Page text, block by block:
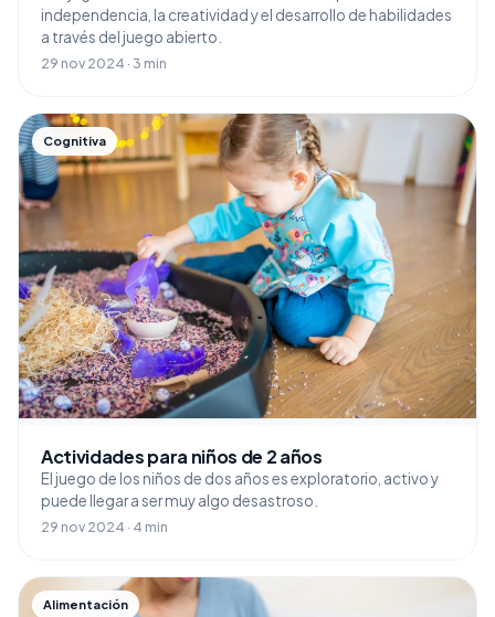
independencia, la creatividad y el desarrollo de habilidades
a través del juego abierto.
29 nov 2024 · 3 min
Cognitiva
Actividades para niños de 2 años
El juego de los niños de dos años es exploratorio, activo y
puede llegar a ser muy algo desastroso.
29 nov 2024 · 4 min
Alimentación